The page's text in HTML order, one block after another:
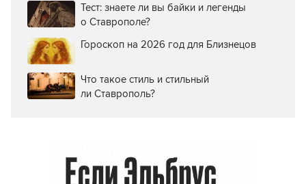
Тест: знаете ли вы байки и легенды
о Ставрополе?
Гороскоп на 2026 год для Близнецов
Что такое стиль и стильный
ли Ставрополь?